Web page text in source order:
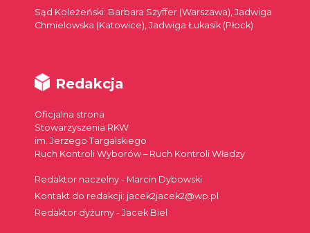
Sąd Koleżeński: Barbara Szyffer (Warszawa), Jadwiga
Chmielowska (Katowice), Jadwiga Łukasik (Płock)
Redakcja
Oficjalna strona
Stowarzyszenia RKW
im. Jerzego Targalskiego
Ruch Kontroli Wyborów – Ruch Kontroli Władzy
Redaktor naczelny - Marcin Dybowski
Kontakt do redakcji: jacek2jacek2@wp.pl
Redaktor dyżurny - Jacek Biel